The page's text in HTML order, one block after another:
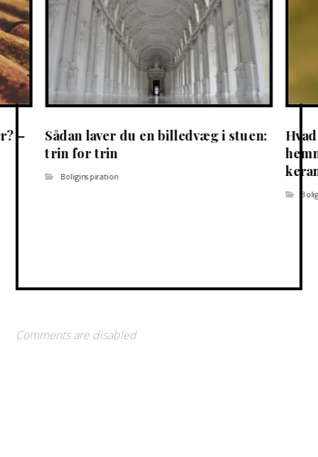
–
Sådan laver du en billedvæg i stuen:
trin for trin
Boliginspiration
Comments are disabled